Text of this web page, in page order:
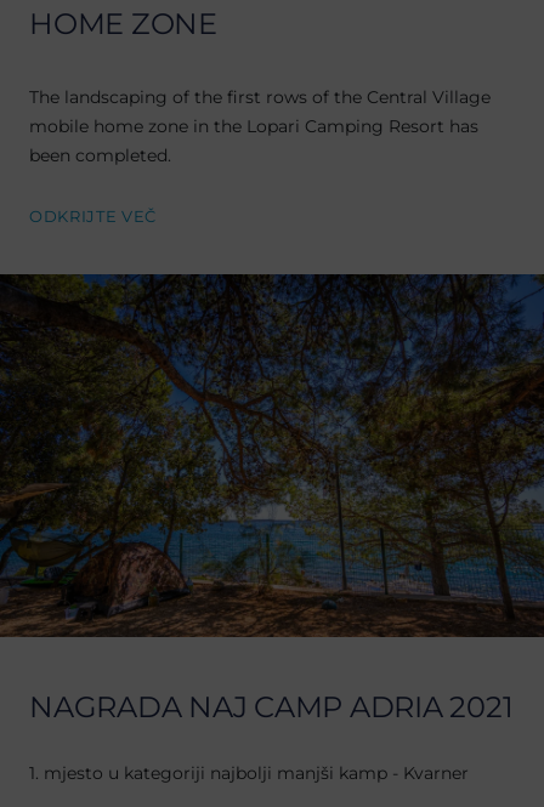
HOME ZONE
The landscaping of the first rows of the Central Village
mobile home zone in the Lopari Camping Resort has
been completed.
ODKRIJTE VEČ
NAGRADA NAJ CAMP ADRIA 2021
1. mjesto u kategoriji najbolji manjši kamp - Kvarner